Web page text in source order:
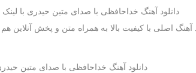
دانلود آهنگ خداحافظی با صدای متین حیدری با
آهنگ اصلی با کیفیت بالا به همراه متن و پخش آنلاین هم